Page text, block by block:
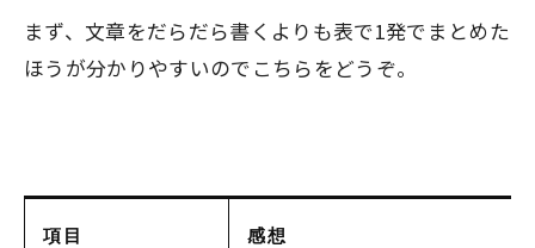
まず、文章をだらだら書くよりも表で1発でまとめた
ほうが分かりやすいのでこちらをどうぞ。
項目 感想